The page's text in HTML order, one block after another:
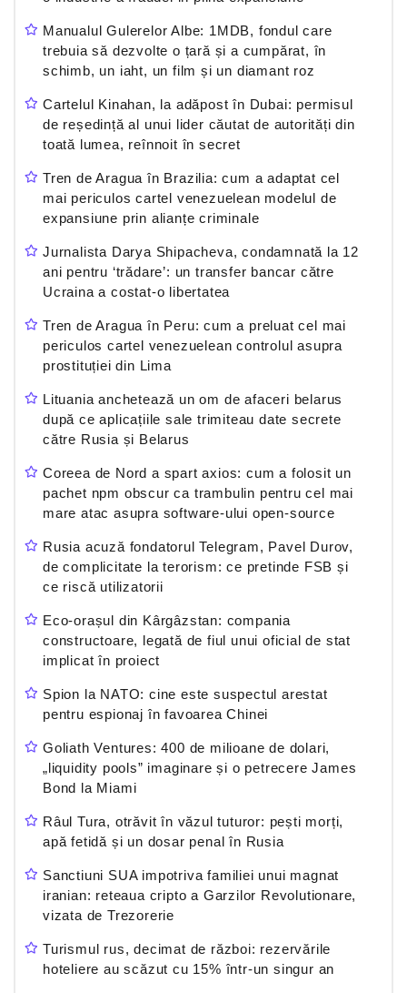
Manualul Gulerelor Albe: 1MDB, fondul care
trebuia să dezvolte o țară și a cumpărat, în
schimb, un iaht, un film și un diamant roz
Cartelul Kinahan, la adăpost în Dubai: permisul
de reședință al unui lider căutat de autorități din
toată lumea, reînnoit în secret
Tren de Aragua în Brazilia: cum a adaptat cel
mai periculos cartel venezuelean modelul de
expansiune prin alianțe criminale
Jurnalista Darya Shipacheva, condamnată la 12
ani pentru ‘trădare’: un transfer bancar către
Ucraina a costat-o libertatea
Tren de Aragua în Peru: cum a preluat cel mai
periculos cartel venezuelean controlul asupra
prostituției din Lima
Lituania anchetează un om de afaceri belarus
după ce aplicațiile sale trimiteau date secrete
către Rusia și Belarus
Coreea de Nord a spart axios: cum a folosit un
pachet npm obscur ca trambulin pentru cel mai
mare atac asupra software-ului open-source
Rusia acuză fondatorul Telegram, Pavel Durov,
de complicitate la terorism: ce pretinde FSB și
ce riscă utilizatorii
Eco-orașul din Kârgâzstan: compania
constructoare, legată de fiul unui oficial de stat
implicat în proiect
Spion la NATO: cine este suspectul arestat
pentru espionaj în favoarea Chinei
Goliath Ventures: 400 de milioane de dolari,
„liquidity pools” imaginare și o petrecere James
Bond la Miami
Râul Tura, otrăvit în văzul tuturor: pești morți,
apă fetidă și un dosar penal în Rusia
Sanctiuni SUA impotriva familiei unui magnat
iranian: reteaua cripto a Garzilor Revolutionare,
vizata de Trezorerie
Turismul rus, decimat de război: rezervările
hoteliere au scăzut cu 15% într-un singur an